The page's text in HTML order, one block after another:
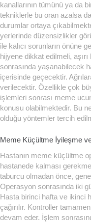
kanallarının tümünü ya da
tekniklerle bu oran azalsa
durumlar ortaya
yerlerinde düzensizlikler
ile kalıcı sorunların önüne
hijyene dikkat edilmeli, aşırı
sonrasında yaşanabilecek
içerisinde geçecektir.
verilecektir. Özellikle çok
işlemleri sonrası meme
konusu olabilmektedir. Bu
olduğu yöntemler tercih
Meme Küçültme İyileşme
Hastanın meme küçültme
hastanede kalması
taburcu olmadan önce,
Operasyon sonrasında iki
Hasta birinci hafta ve ikinci
çağırılır. Kontroller
devam eder. İşlem